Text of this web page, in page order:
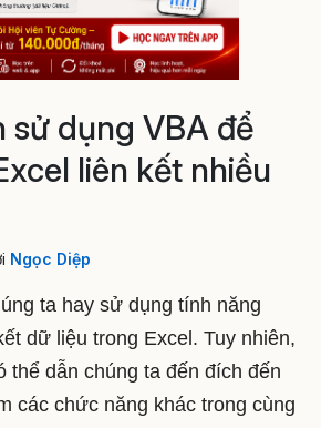
sử dụng VBA để
liên kết nhiều
Ngọc Diệp
ta hay sử dụng tính năng
dữ liệu trong Excel. Tuy nhiên,
thể dẫn chúng ta đến đích đến
các chức năng khác trong cùng